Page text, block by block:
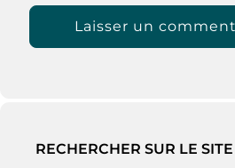
RECHERCHER SUR LE SITE